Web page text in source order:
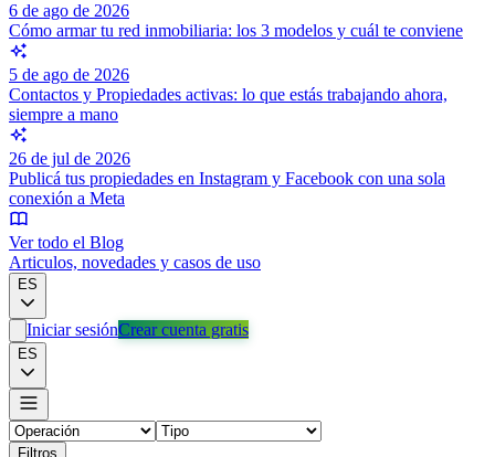
6 de ago de 2026
Cómo armar tu red inmobiliaria: los 3 modelos y cuál te conviene
5 de ago de 2026
Contactos y Propiedades activas: lo que estás trabajando ahora,
siempre a mano
26 de jul de 2026
Publicá tus propiedades en Instagram y Facebook con una sola
conexión a Meta
Ver todo el Blog
Articulos, novedades y casos de uso
ES
Iniciar sesiónCrear cuenta gratis
ES
Filtros